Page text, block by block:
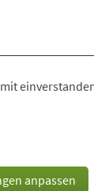
anpassen